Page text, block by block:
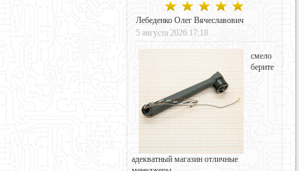
Лебеденко Олег Вячеславович
5 августа 2026 17:18
смело
берите
адекватный магазин отличные